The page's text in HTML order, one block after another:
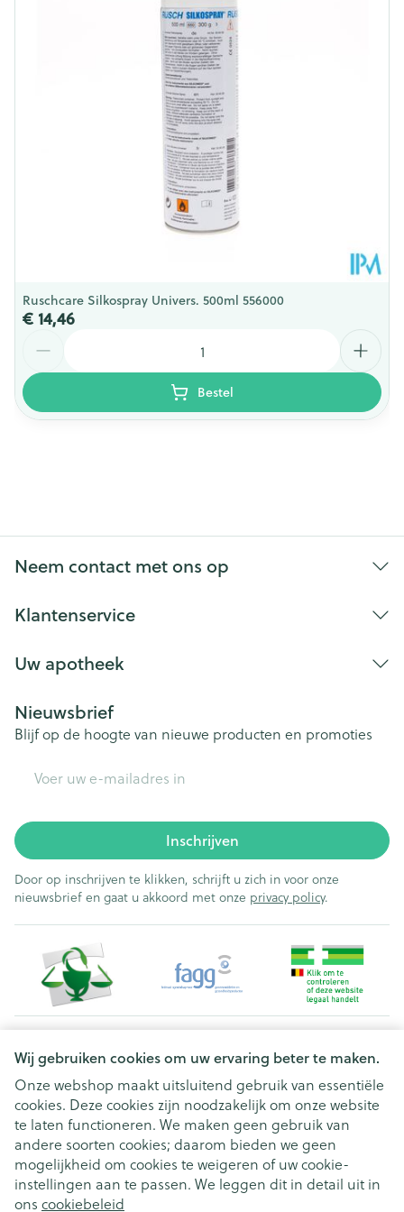
Wij gebruiken cookies om uw ervaring beter te maken.
Onze webshop maakt uitsluitend gebruik van essentiële
cookies. Deze cookies zijn noodzakelijk om onze website
te laten functioneren. We maken geen gebruik van
andere soorten cookies; daarom bieden we geen
mogelijkheid om cookies te weigeren of uw cookie-
instellingen aan te passen. We leggen dit in detail uit in
ons cookiebeleid
Kamertemperatuur (15°C - 25°C)
Ruschcare Silkospray Univers. 500ml 556000
€ 14,46
Bestel
Neem contact met ons op
Klantenservice
Uw apotheek
Nieuwsbrief
Blijf op de hoogte van nieuwe producten en promoties
Inschrijven
Door op inschrijven te klikken, schrijft u zich in voor onze
nieuwsbrief en gaat u akkoord met onze privacy policy.
Juridische links